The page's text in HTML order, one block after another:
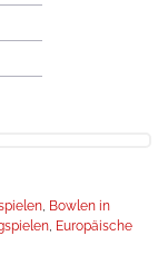
Bowlen in
Europäische